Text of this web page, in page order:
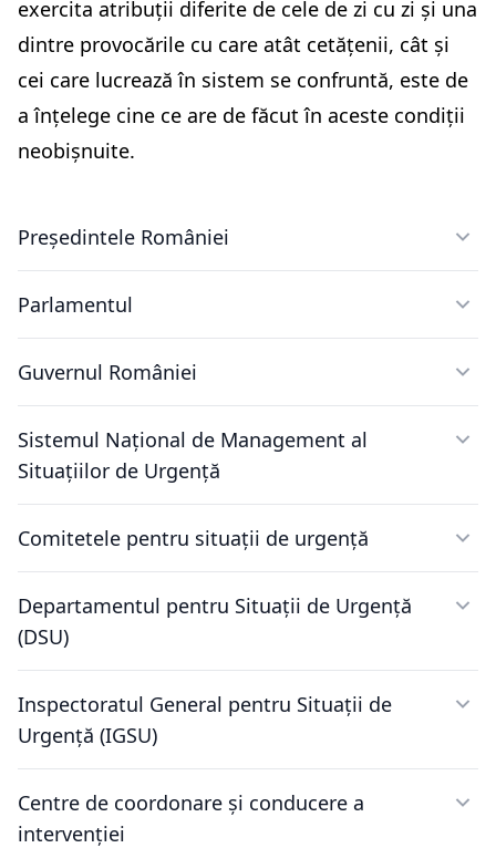
exercita atribuții diferite de cele de zi cu zi și una
dintre provocările cu care atât cetățenii, cât și
cei care lucrează în sistem se confruntă, este de
a înțelege cine ce are de făcut în aceste condiții
neobișnuite.
Președintele României
Parlamentul
Guvernul României
Sistemul Național de Management al
Situațiilor de Urgență
Comitetele pentru situații de urgență
Departamentul pentru Situații de Urgență
(DSU)
Inspectoratul General pentru Situații de
Urgență (IGSU)
Centre de coordonare și conducere a
intervenției